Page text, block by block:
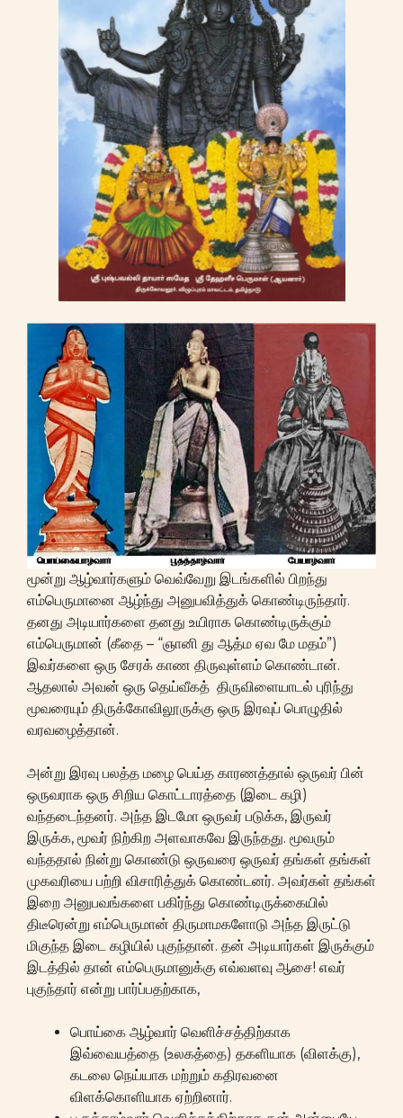
மூன்று ஆழ்வார்களும் வெவ்வேறு இடங்களில் பிறந்து
எம்பெருமானை ஆழ்ந்து அனுபவித்துக் கொண்டிருந்தார்.
தனது அடியார்களை தனது உயிராக கொண்டிருக்கும்
எம்பெருமான் (கீதை – “ஞானி து ஆத்ம ஏவ மே மதம்”)
இவர்களை ஒரு சேரக் காண திருவுள்ளம் கொண்டான்.
ஆதலால் அவன் ஒரு தெய்வீகத் திருவிளையாடல் புரிந்து
மூவரையும் திருக்கோவிலூருக்கு ஒரு இரவுப் பொழுதில்
வரவழைத்தான்.
அன்று இரவு பலத்த மழை பெய்த காரணத்தால் ஒருவர் பின்
ஒருவராக ஒரு சிறிய கொட்டாரத்தை (இடை கழி)
வந்தடைந்தனர். அந்த இடமோ ஒருவர் படுக்க, இருவர்
இருக்க, மூவர் நிற்கிற அளவாகவே இருந்தது. மூவரும்
வந்ததால் நின்று கொண்டு ஒருவரை ஒருவர் தங்கள் தங்கள்
முகவரியை பற்றி விசாரித்துக் கொண்டனர். அவர்கள் தங்கள்
இறை அனுபவங்களை பகிர்ந்து கொண்டிருக்கையில்
திடீரென்று எம்பெருமான் திருமாமகளோடு அந்த இருட்டு
மிகுந்த இடை கழியில் புகுந்தான். தன் அடியார்கள் இருக்கும்
இடத்தில் தான் எம்பெருமானுக்கு எவ்வளவு ஆசை! எவர்
புகுந்தார் என்று பார்ப்பதற்காக,
பொய்கை ஆழ்வார் வெளிச்சத்திற்காக
இவ்வையத்தை (உலகத்தை) தகளியாக (விளக்கு),
கடலை நெய்யாக மற்றும் கதிரவனை
விளக்கொளியாக ஏற்றினார்.